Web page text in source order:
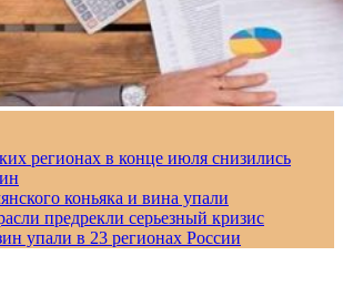
регионах в конце июля снизились
коньяка и вина упали
предрекли серьезный кризис
упали в 23 регионах России